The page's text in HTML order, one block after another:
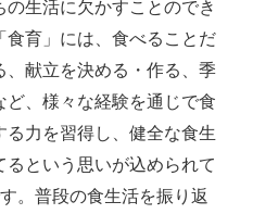
生活に欠かすことのでき
食育」には、食べることだ
、献立を決める・作る、季
、様々な経験を通じで食
力を習得し、健全な食生
という思いが込められて
。普段の食生活を振り返